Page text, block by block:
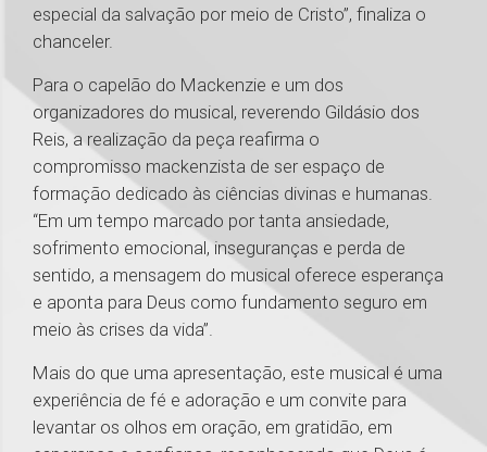
especial da salvação por meio de Cristo”, finaliza o
chanceler.
Para o capelão do Mackenzie e um dos
organizadores do musical, reverendo Gildásio dos
Reis, a realização da peça reafirma o
compromisso mackenzista de ser espaço de
formação dedicado às ciências divinas e humanas.
“Em um tempo marcado por tanta ansiedade,
sofrimento emocional, inseguranças e perda de
sentido, a mensagem do musical oferece esperança
e aponta para Deus como fundamento seguro em
meio às crises da vida”.
Mais do que uma apresentação, este musical é uma
experiência de fé e adoração e um convite para
levantar os olhos em oração, em gratidão, em